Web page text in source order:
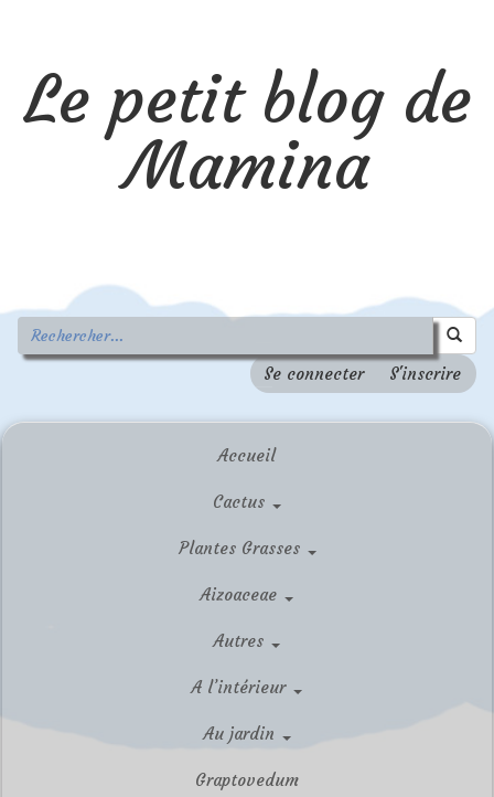
Le petit blog de
Mamina
Se connecter S'inscrire
Accueil
Cactus
Plantes Grasses
Aizoaceae
Autres
A l’intérieur
Au jardin
Graptovedum